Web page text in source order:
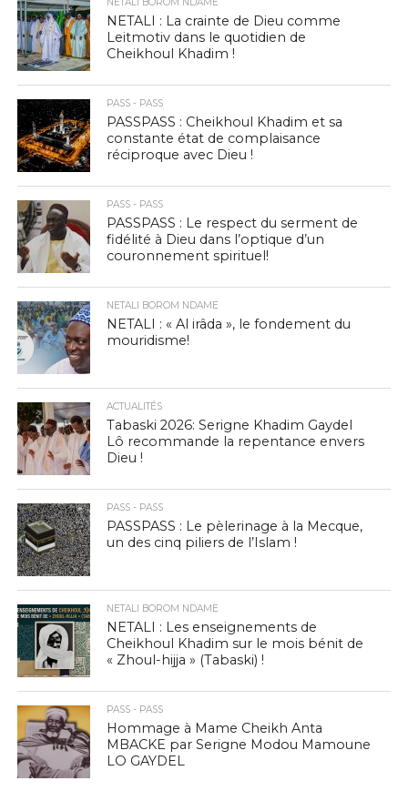
NETALI : La crainte de Dieu comme
Leitmotiv dans le quotidien de
Cheikhoul Khadim !
PASS - PASS
PASSPASS : Cheikhoul Khadim et sa
constante état de complaisance
réciproque avec Dieu !
PASS - PASS
PASSPASS : Le respect du serment de
fidélité à Dieu dans l’optique d’un
couronnement spirituel!
NETALI BOROM NDAME
NETALI : « Al irâda », le fondement du
mouridisme!
ACTUALITÉS
Tabaski 2026: Serigne Khadim Gaydel
Lô recommande la repentance envers
Dieu !
PASS - PASS
PASSPASS : Le pèlerinage à la Mecque,
un des cinq piliers de l’Islam !
NETALI BOROM NDAME
NETALI : Les enseignements de
Cheikhoul Khadim sur le mois bénit de
« Zhoul-hijja » (Tabaski) !
PASS - PASS
Hommage à Mame Cheikh Anta
MBACKE par Serigne Modou Mamoune
LO GAYDEL